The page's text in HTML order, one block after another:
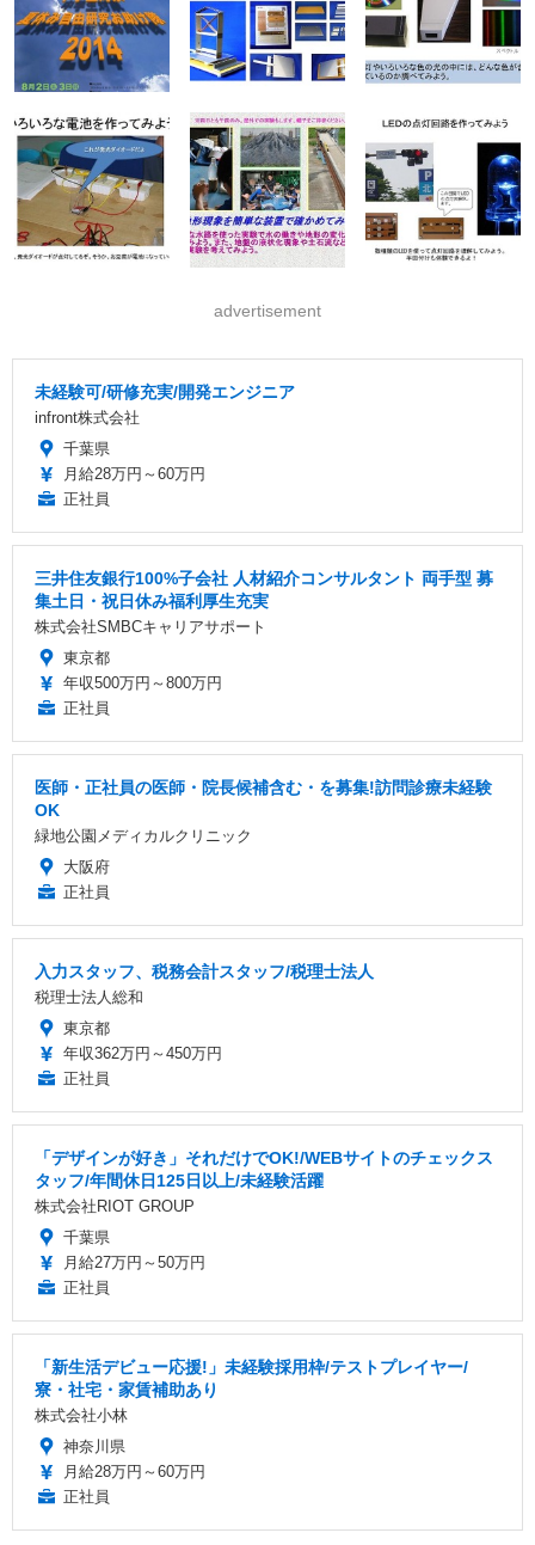
advertisement
未経験可/研修充実/開発エンジニア
infront株式会社
千葉県
月給28万円～60万円
正社員
三井住友銀行100%子会社 人材紹介コンサルタント 両手型 募
集土日・祝日休み福利厚生充実
株式会社SMBCキャリアサポート
東京都
年収500万円～800万円
正社員
医師・正社員の医師・院長候補含む・を募集!訪問診療未経験
OK
緑地公園メディカルクリニック
大阪府
正社員
入力スタッフ、税務会計スタッフ/税理士法人
税理士法人総和
東京都
年収362万円～450万円
正社員
「デザインが好き」それだけでOK!/WEBサイトのチェックス
タッフ/年間休日125日以上/未経験活躍
株式会社RIOT GROUP
千葉県
月給27万円～50万円
正社員
「新生活デビュー応援!」未経験採用枠/テストプレイヤー/
寮・社宅・家賃補助あり
株式会社小林
神奈川県
月給28万円～60万円
正社員